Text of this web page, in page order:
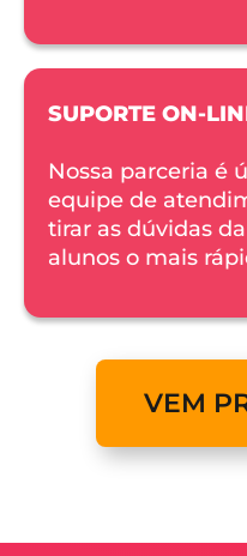
SUPORTE ON-
Nossa parceria é
equipe de
tirar as dúvidas
alunos o mais
VEM